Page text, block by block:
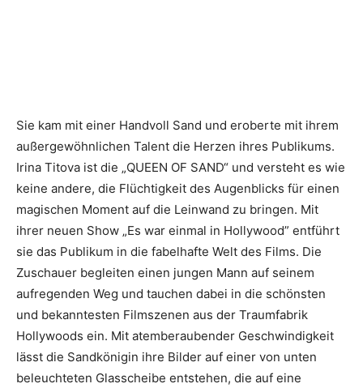
Sie kam mit einer Handvoll Sand und eroberte mit ihrem
außergewöhnlichen Talent die Herzen ihres Publikums.
Irina Titova ist die „QUEEN OF SAND“ und versteht es wie
keine andere, die Flüchtigkeit des Augenblicks für einen
magischen Moment auf die Leinwand zu bringen. Mit
ihrer neuen Show „Es war einmal in Hollywood” entführt
sie das Publikum in die fabelhafte Welt des Films. Die
Zuschauer begleiten einen jungen Mann auf seinem
aufregenden Weg und tauchen dabei in die schönsten
und bekanntesten Filmszenen aus der Traumfabrik
Hollywoods ein. Mit atemberaubender Geschwindigkeit
lässt die Sandkönigin ihre Bilder auf einer von unten
beleuchteten Glasscheibe entstehen, die auf eine